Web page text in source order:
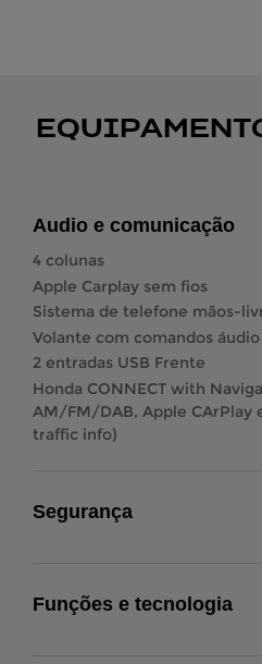
Audio e comunicação
4 colunas
Apple Carplay sem fios
Sistema de telefone mãos-
Volante com comandos áudio
2 entradas USB Frente
Honda CONNECT with
AM/FM/DAB, Apple CArPlay
traffic info)
Segurança
Funções e tecnologia